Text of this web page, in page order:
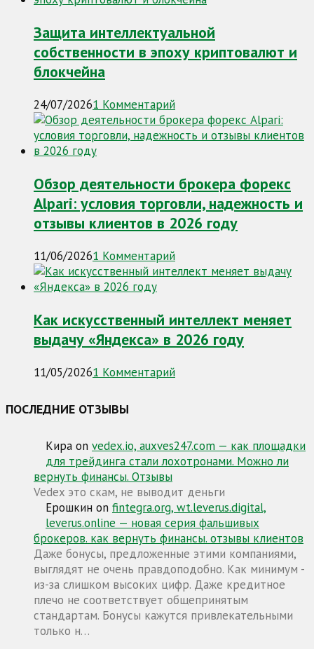
Защита интеллектуальной
собственности в эпоху криптовалют и
блокчейна
24/07/20261 Комментарий
Обзор деятельности брокера форекс
Alpari: условия торговли, надежность и
отзывы клиентов в 2026 году
11/06/20261 Комментарий
Как искусственный интеллект меняет
выдачу «Яндекса» в 2026 году
11/05/20261 Комментарий
ПОСЛЕДНИЕ ОТЗЫВЫ
Кира on vedex.io, auxves247.com — как площадки
для трейдинга стали лохотронами. Можно ли
вернуть финансы. Отзывы
Vedex это скам, не выводит деньги
Ерошкин on fintegra.org, wt.leverus.digital,
leverus.online — новая серия фальшивых
брокеров. как вернуть финансы. отзывы клиентов
Даже бонусы, предложенные этими компаниями,
выглядят не очень правдоподобно. Как минимум -
из-за слишком высоких цифр. Даже кредитное
плечо не соответствует общепринятым
стандартам. Бонусы кажутся привлекательными
только н…